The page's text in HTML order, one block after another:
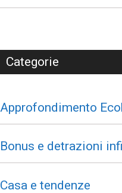
Categorie
Approfondimento
Bonus e detrazioni
Casa e tendenze